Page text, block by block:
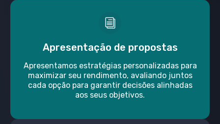
Apresentação de propostas
Apresentamos estratégias personalizadas para
maximizar seu rendimento, avaliando juntos
cada opção para garantir decisões alinhadas
aos seus objetivos.